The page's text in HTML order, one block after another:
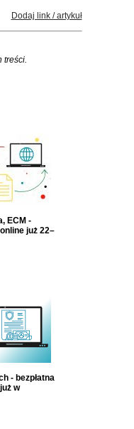
Dodaj link / artykuł
treści.
ECM -
już 22–
- bezpłatna
w